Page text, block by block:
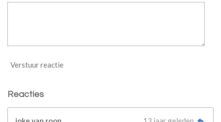
Verstuur reactie
Reacties